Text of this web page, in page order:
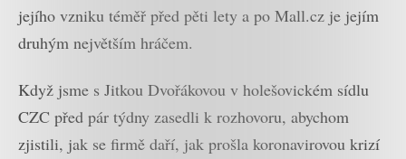
jejího vzniku téměř před pěti lety a po Mall.cz je jejím
druhým největším hráčem.
Když jsme s Jitkou Dvořákovou v holešovickém sídlu
CZC před pár týdny zasedli k rozhovoru, abychom
zjistili, jak se firmě daří, jak prošla koronavirovou krizí